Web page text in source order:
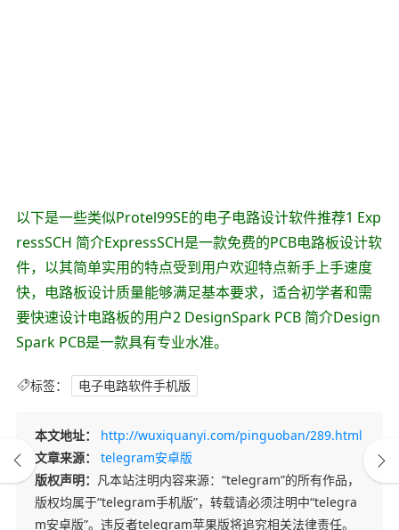
以下是一些类似Protel99SE的电子电路设计软件推荐1 Exp
ressSCH 简介ExpressSCH是一款免费的PCB电路板设计软
件，以其简单实用的特点受到用户欢迎特点新手上手速度
快，电路板设计质量能够满足基本要求，适合初学者和需
要快速设计电路板的用户2 DesignSpark PCB 简介Design
Spark PCB是一款具有专业水准。
标签： 电子电路软件手机版
本文地址：
http://wuxiquanyi.com/pinguoban/289.html
文章来源：
telegram安卓版
版权声明： 凡本站注明内容来源：“telegram”的所有作品，
版权均属于“telegram手机版”，转载请必须注明中“telegra
m安卓版”。违反者telegram苹果版将追究相关法律责任。